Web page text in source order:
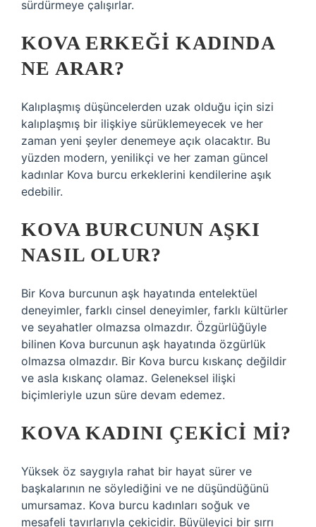
sürdürmeye çalışırlar.
KOVA ERKEĞI KADINDA
NE ARAR?
Kalıplaşmış düşüncelerden uzak olduğu için sizi
kalıplaşmış bir ilişkiye sürüklemeyecek ve her
zaman yeni şeyler denemeye açık olacaktır. Bu
yüzden modern, yenilikçi ve her zaman güncel
kadınlar Kova burcu erkeklerini kendilerine aşık
edebilir.
KOVA BURCUNUN AŞKI
NASIL OLUR?
Bir Kova burcunun aşk hayatında entelektüel
deneyimler, farklı cinsel deneyimler, farklı kültürler
ve seyahatler olmazsa olmazdır. Özgürlüğüyle
bilinen Kova burcunun aşk hayatında özgürlük
olmazsa olmazdır. Bir Kova burcu kıskanç değildir
ve asla kıskanç olamaz. Geleneksel ilişki
biçimleriyle uzun süre devam edemez.
KOVA KADINI ÇEKICI MI?
Yüksek öz saygıyla rahat bir hayat sürer ve
başkalarının ne söylediğini ve ne düşündüğünü
umursamaz. Kova burcu kadınları soğuk ve
mesafeli tavırlarıyla çekicidir. Büyüleyici bir sırrı